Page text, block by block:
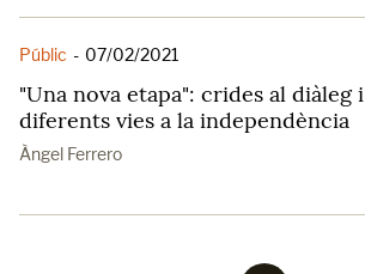
Públic - 07/02/2021
"Una nova etapa": crides al diàleg i
diferents vies a la independència
Àngel Ferrero